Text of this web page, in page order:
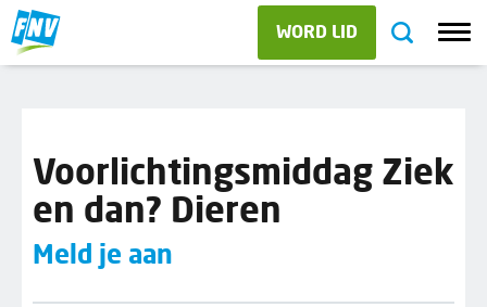
WORD LID
Voorlichtingsmiddag Ziek
en dan? Dieren
Meld je aan